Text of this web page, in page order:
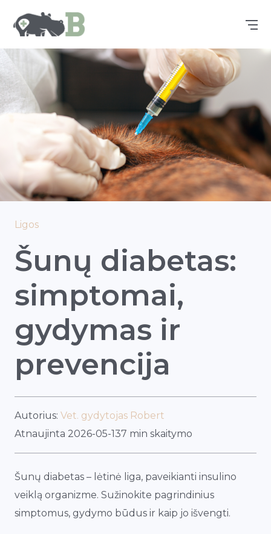
Ligos
Šunų diabetas:
simptomai,
gydymas ir
prevencija
Autorius: Vet. gydytojas Robert
Atnaujinta 2026-05-137 min skaitymo
Šunų diabetas – lėtinė liga, paveikianti insulino
veiklą organizme. Sužinokite pagrindinius
simptomus, gydymo būdus ir kaip jo išvengti.